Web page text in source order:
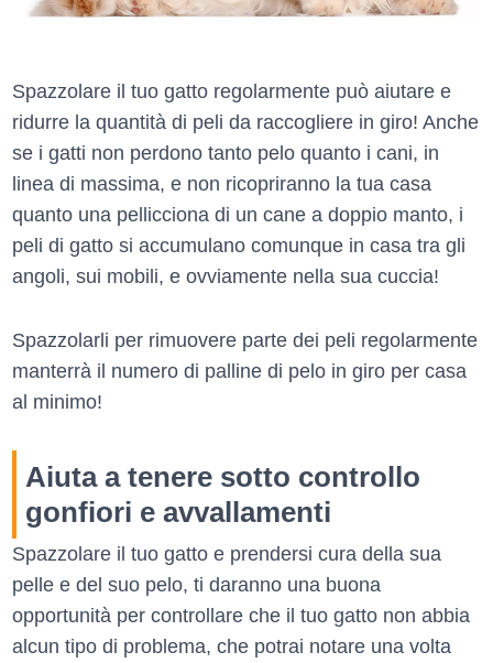
Spazzolare il tuo gatto regolarmente può aiutare e
ridurre la quantità di peli da raccogliere in giro! Anche
se i gatti non perdono tanto pelo quanto i cani, in
linea di massima, e non ricopriranno la tua casa
quanto una pellicciona di un cane a doppio manto, i
peli di gatto si accumulano comunque in casa tra gli
angoli, sui mobili, e ovviamente nella sua cuccia!
Spazzolarli per rimuovere parte dei peli regolarmente
manterrà il numero di palline di pelo in giro per casa
al minimo!
Aiuta a tenere sotto controllo
gonfiori e avvallamenti
Spazzolare il tuo gatto e prendersi cura della sua
pelle e del suo pelo, ti daranno una buona
opportunità per controllare che il tuo gatto non abbia
alcun tipo di problema, che potrai notare una volta